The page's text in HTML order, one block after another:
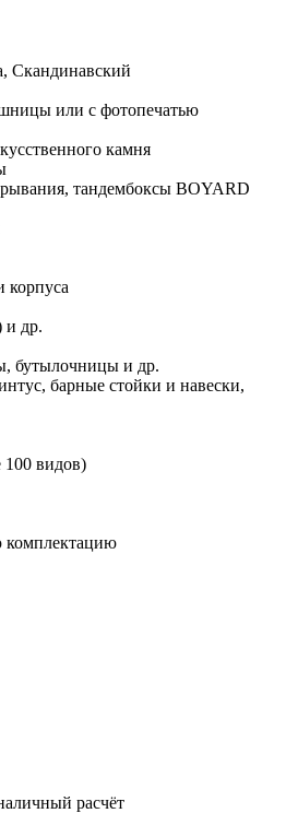
Скандинавский
или с фотопечатью
камня
тандембоксы BOYARD
корпуса
и др.
бутылочницы и др.
барные стойки и навески,
100 видов)
комплектацию
расчёт